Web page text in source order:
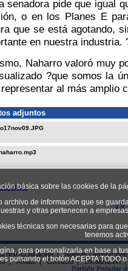
básica sobre las cookies de la
de información que se
y otras pertenecen a
técnicas son necesarias para
tenemos
para personalizarla en base a
pulsando el botón ACEPTA
pide que igual
o en los Planes E
que se está agotando,
en nuestra
Naharro valoró muy
?que somos la
al más amplio
adjuntos
NNGG Albacete | Nuevas
| Afíliate | Contacto | Localizacion |
Partido Popular